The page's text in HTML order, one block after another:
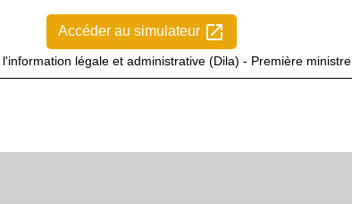
Accéder au simulateur open_in_new
légale et administrative (Dila) - Première ministre